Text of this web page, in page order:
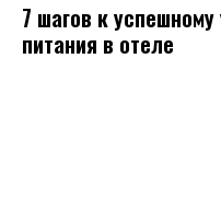
7 шагов к
питания в отеле